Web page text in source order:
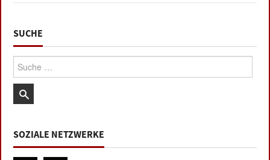
SUCHE
Suche:
SOZIALE NETZWERKE